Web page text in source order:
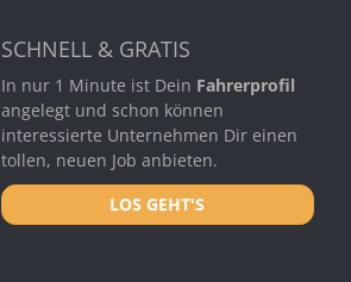
SCHNELL & GRATIS
In nur 1 Minute ist Dein Fahrerprofil
angelegt und schon können
interessierte Unternehmen Dir einen
tollen, neuen Job anbieten.
LOS GEHT'S